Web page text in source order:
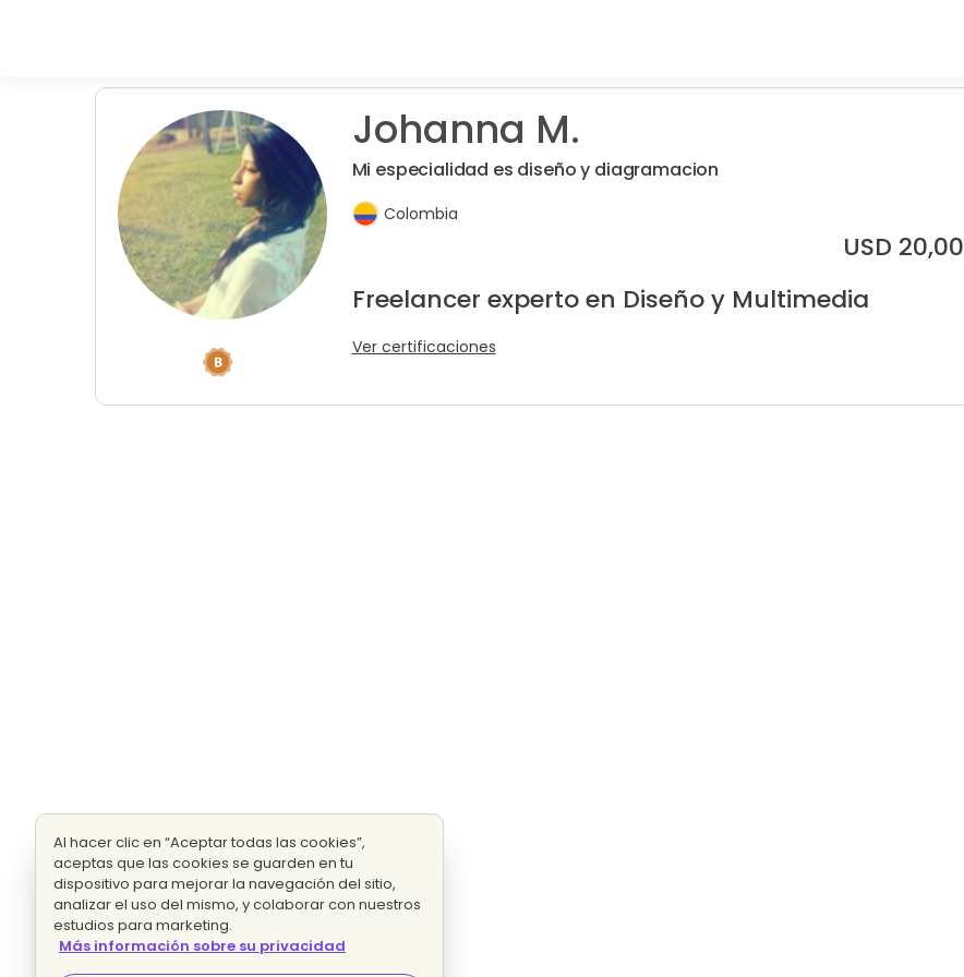
Johanna M.
Mi especialidad es diseño y diagramacion
Colombia
USD 20,00
Freelancer experto en Diseño y Multimedia
Ver certificaciones
Al hacer clic en “Aceptar todas las cookies”,
aceptas que las cookies se guarden en tu
dispositivo para mejorar la navegación del sitio,
analizar el uso del mismo, y colaborar con nuestros
estudios para marketing.
Más información sobre su privacidad